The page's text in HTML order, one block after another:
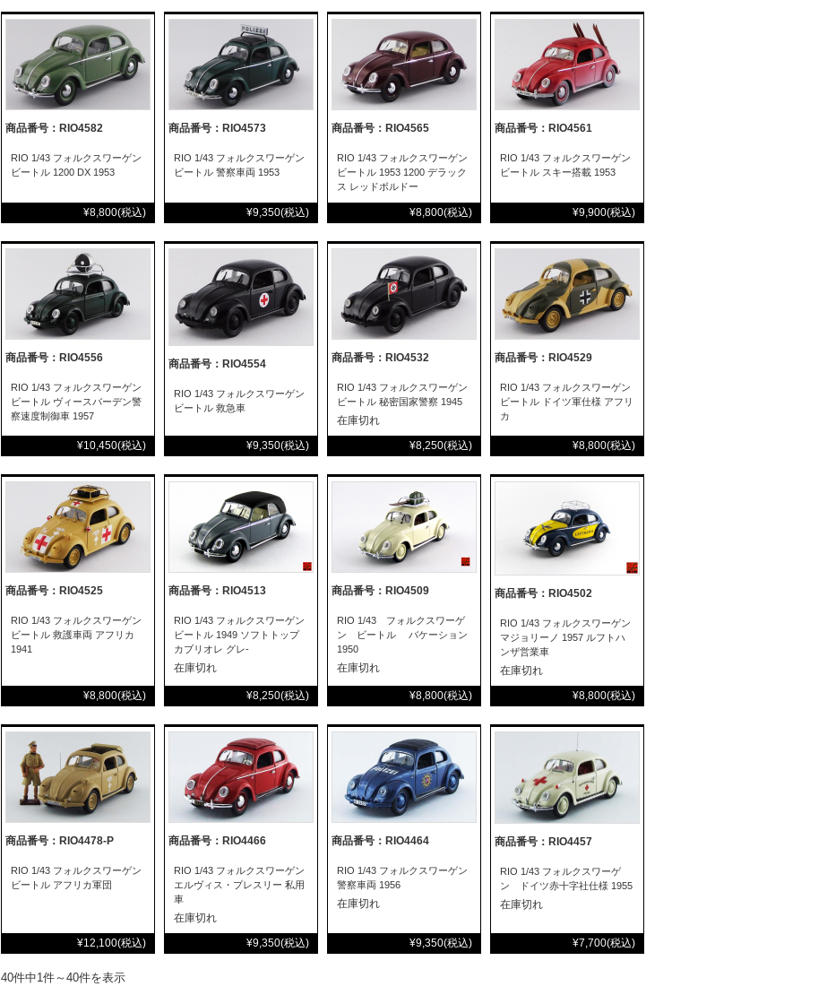
商品番号：RIO4582
RIO 1/43 フォルクスワーゲン
ビートル 1200 DX 1953
¥8,800(税込)
商品番号：RIO4573
RIO 1/43 フォルクスワーゲン
ビートル 警察車両 1953
¥9,350(税込)
商品番号：RIO4565
RIO 1/43 フォルクスワーゲン
ビートル 1953 1200 デラック
ス レッドボルドー
¥8,800(税込)
商品番号：RIO4561
RIO 1/43 フォルクスワーゲン
ビートル スキー搭載 1953
¥9,900(税込)
商品番号：RIO4556
RIO 1/43 フォルクスワーゲン
ビートル ヴィースバーデン警
察速度制御車 1957
¥10,450(税込)
商品番号：RIO4554
RIO 1/43 フォルクスワーゲン
ビートル 救急車
¥9,350(税込)
商品番号：RIO4532
RIO 1/43 フォルクスワーゲン
ビートル 秘密国家警察 1945
¥8,250(税込)
在庫切れ
商品番号：RIO4529
RIO 1/43 フォルクスワーゲン
ビートル ドイツ軍仕様 アフリ
カ
¥8,800(税込)
商品番号：RIO4525
RIO 1/43 フォルクスワーゲン
ビートル 救護車両 アフリカ
1941
¥8,800(税込)
商品番号：RIO4513
RIO 1/43 フォルクスワーゲン
ビートル 1949 ソフトトップ
カブリオレ グレ-
¥8,250(税込)
在庫切れ
商品番号：RIO4509
RIO 1/43 フォルクスワーゲ
ン ビートル バケーション
1950
¥8,800(税込)
在庫切れ
商品番号：RIO4502
RIO 1/43 フォルクスワーゲン
マジョリーノ 1957 ルフトハ
ンザ営業車
¥8,800(税込)
在庫切れ
商品番号：RIO4478-P
RIO 1/43 フォルクスワーゲン
ビートル アフリカ軍団
¥12,100(税込)
商品番号：RIO4466
RIO 1/43 フォルクスワーゲン
エルヴィス・プレスリー 私用
車
¥9,350(税込)
在庫切れ
商品番号：RIO4464
RIO 1/43 フォルクスワーゲン
警察車両 1956
¥9,350(税込)
在庫切れ
商品番号：RIO4457
RIO 1/43 フォルクスワーゲ
ン ドイツ赤十字社仕様 1955
¥7,700(税込)
在庫切れ
40件中1件～40件を表示